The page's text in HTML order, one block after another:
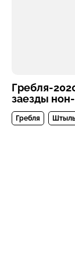
Гребля-
заезды
Гребля Штыль